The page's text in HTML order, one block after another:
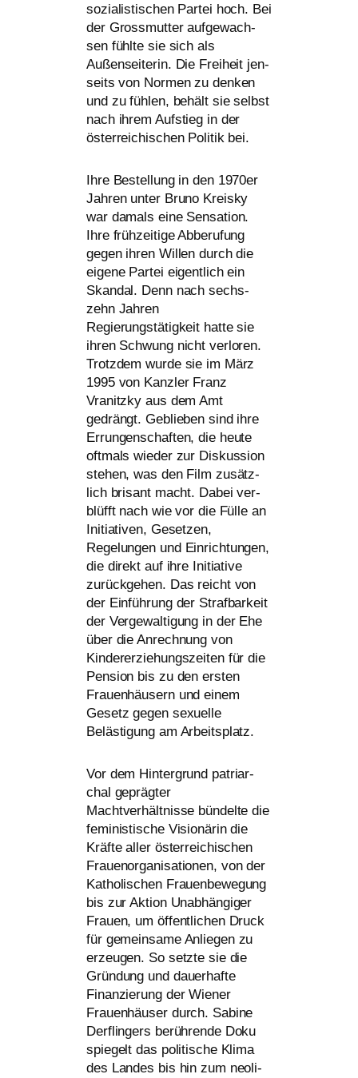
sozia­lis­ti­schen Partei hoch. Bei
der Grossmutter auf­ge­wach­
sen fühl­te sie sich als
Außenseiterin. Die Freiheit jen­
seits von Normen zu den­ken
und zu füh­len, behält sie selbst
nach ihrem Aufstieg in der
öster­rei­chi­schen Politik bei.
Ihre Bestellung in den 1970er
Jahren unter Bruno Kreisky
war damals eine Sensation.
Ihre früh­zei­ti­ge Abberufung
gegen ihren Willen durch die
eige­ne Partei eigent­lich ein
Skandal. Denn nach sechs­
zehn Jahren
Regierungstätigkeit hat­te sie
ihren Schwung nicht ver­lo­ren.
Trotzdem wur­de sie im März
1995 von Kanzler Franz
Vranitzky aus dem Amt
gedrängt. Geblieben sind ihre
Errungenschaften, die heu­te
oft­mals wie­der zur Diskussion
ste­hen, was den Film zusätz­
lich bri­sant macht. Dabei ver­
blüfft nach wie vor die Fülle an
Initiativen, Gesetzen,
Regelungen und Einrichtungen,
die direkt auf ihre Initiative
zurück­ge­hen. Das reicht von
der Einführung der Strafbarkeit
der Vergewaltigung in der Ehe
über die Anrechnung von
Kindererziehungszeiten für die
Pension bis zu den ers­ten
Frauenhäusern und einem
Gesetz gegen sexu­el­le
Belästigung am Arbeitsplatz.
Vor dem Hintergrund patri­ar­
chal gepräg­ter
Machtverhältnisse bün­del­te die
femi­nis­ti­sche Visionärin die
Kräfte aller öster­rei­chi­schen
Frauenorganisationen, von der
Katholischen Frauenbewegung
bis zur Aktion Unabhängiger
Frauen, um öffent­li­chen Druck
für gemein­sa­me Anliegen zu
erzeu­gen. So setz­te sie die
Gründung und dau­er­haf­te
Finanzierung der Wiener
Frauenhäuser durch. Sabine
Derflingers berüh­ren­de Doku
spie­gelt das poli­ti­sche Klima
des Landes bis hin zum neo­li­